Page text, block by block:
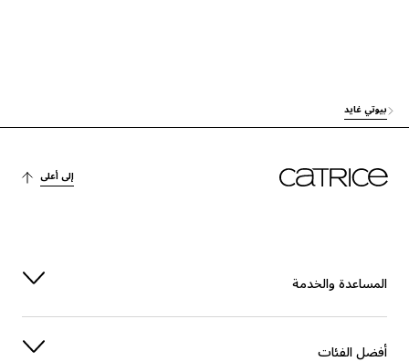
بيوتي غايد
إلى أعلى
المساعدة والخدمة
أفضل الفئات